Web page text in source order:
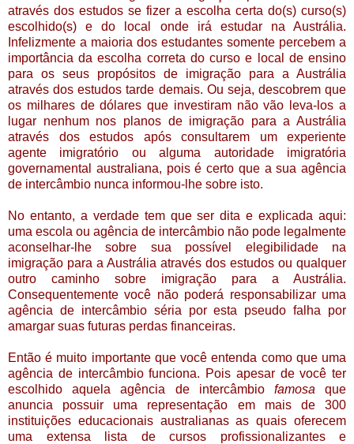
através dos estudos se fizer a escolha certa do(s) curso(s)
escolhido(s) e do local onde irá estudar na Austrália.
Infelizmente a maioria dos estudantes somente percebem a
importância da escolha correta do curso e local de ensino
para os seus propósitos de imigração para a Austrália
através dos estudos tarde demais. Ou seja, descobrem que
os milhares de dólares que investiram não vão leva-los a
lugar nenhum nos planos de imigração para a Austrália
através dos estudos após consultarem um experiente
agente imigratório ou alguma autoridade imigratória
governamental australiana, pois é certo que a sua agência
de intercâmbio nunca informou-lhe sobre isto.
No entanto, a verdade tem que ser dita e explicada aqui:
uma escola ou agência de intercâmbio não pode legalmente
aconselhar-lhe sobre sua possível elegibilidade na
imigração para a Austrália através dos estudos ou qualquer
outro caminho sobre imigração para a Austrália.
Consequentemente você não poderá responsabilizar uma
agência de intercâmbio séria por esta pseudo falha por
amargar suas futuras perdas financeiras.
Então é muito importante que você entenda como que uma
agência de intercâmbio funciona. Pois apesar de você ter
escolhido aquela agência de intercâmbio famosa que
anuncia possuir uma representação em mais de 300
instituições educacionais australianas as quais oferecem
uma extensa lista de cursos profissionalizantes e